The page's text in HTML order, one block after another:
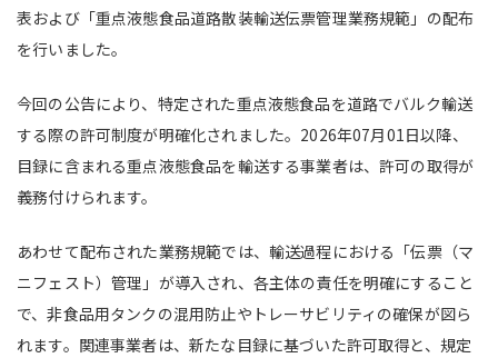
表および「重点液態食品道路散装輸送伝票管理業務規範」の配布
を行いました。
今回の公告により、特定された重点液態食品を道路でバルク輸送
する際の許可制度が明確化されました。2026年07月01日以降、
目録に含まれる重点液態食品を輸送する事業者は、許可の取得が
義務付けられます。
あわせて配布された業務規範では、輸送過程における「伝票（マ
ニフェスト）管理」が導入され、各主体の責任を明確にすること
で、非食品用タンクの混用防止やトレーサビリティの確保が図ら
れます。関連事業者は、新たな目録に基づいた許可取得と、規定